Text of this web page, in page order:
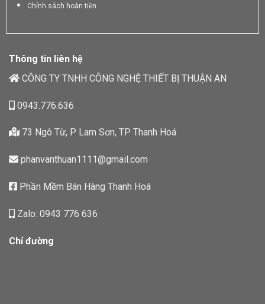
Chính sách hoàn tiền
Thông tin liên hệ
CÔNG TY TNHH CÔNG NGHỆ THIẾT BỊ THUẬN AN
0943.776.636
73 Ngô Từ, P Lam Sơn, TP Thanh Hoá
phanvanthuan1111@gmail.com
Phần Mềm Bán Hàng Thanh Hoá
Zalo: 0943 776 636
Chỉ đường